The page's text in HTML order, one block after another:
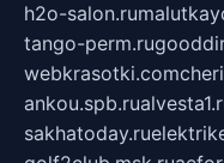
h2o-salon.ru
tango-perm.ru
webkrasotki.com
ankou.spb.ru
sakhatoday.ru